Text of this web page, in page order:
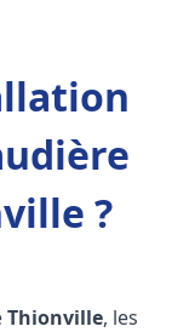
?
Thionville, les